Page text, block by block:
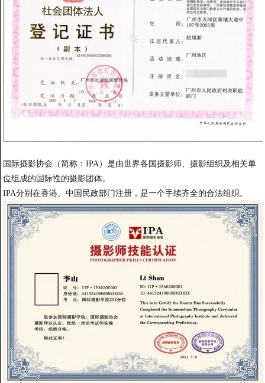
国际摄影协会（简称：IPA）是由世界各国摄影师、摄影组织及相关单
位组成的国际性的摄影团体。
IPA分别在香港、中国民政部门注册，是一个手续齐全的合法组织。